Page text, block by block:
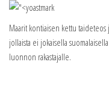
Maarit kontiaisen kettu
jollaista ei jokaisella
luonnon rakastajalle.